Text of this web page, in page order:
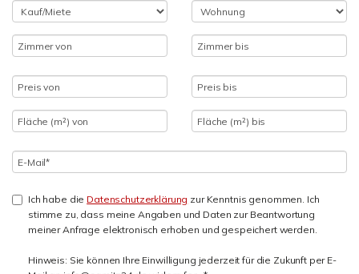
Ich habe die Datenschutzerklärung zur Kenntnis genommen. Ich
stimme zu, dass meine Angaben und Daten zur Beantwortung
meiner Anfrage elektronisch erhoben und gespeichert werden.
Hinweis: Sie können Ihre Einwilligung jederzeit für die Zukunft per E-